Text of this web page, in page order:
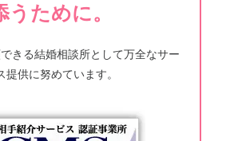
うために。
きる結婚相談所として万全なサー
提供に努めています。